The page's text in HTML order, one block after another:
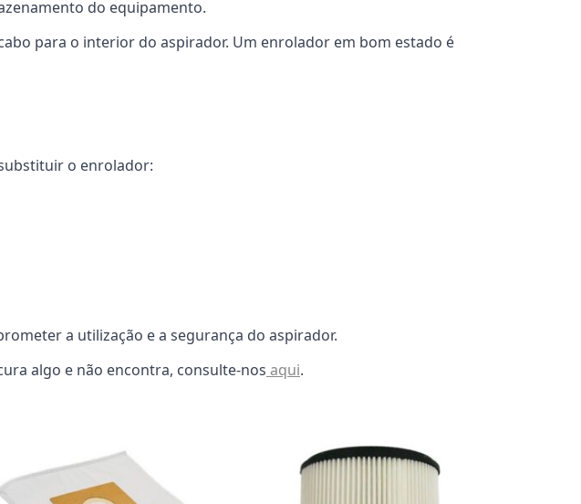
do equipamento.
para o interior do aspirador. Um enrolador em bom estado é
o enrolador:
a utilização e a segurança do aspirador.
algo e não encontra, consulte-nos aqui.